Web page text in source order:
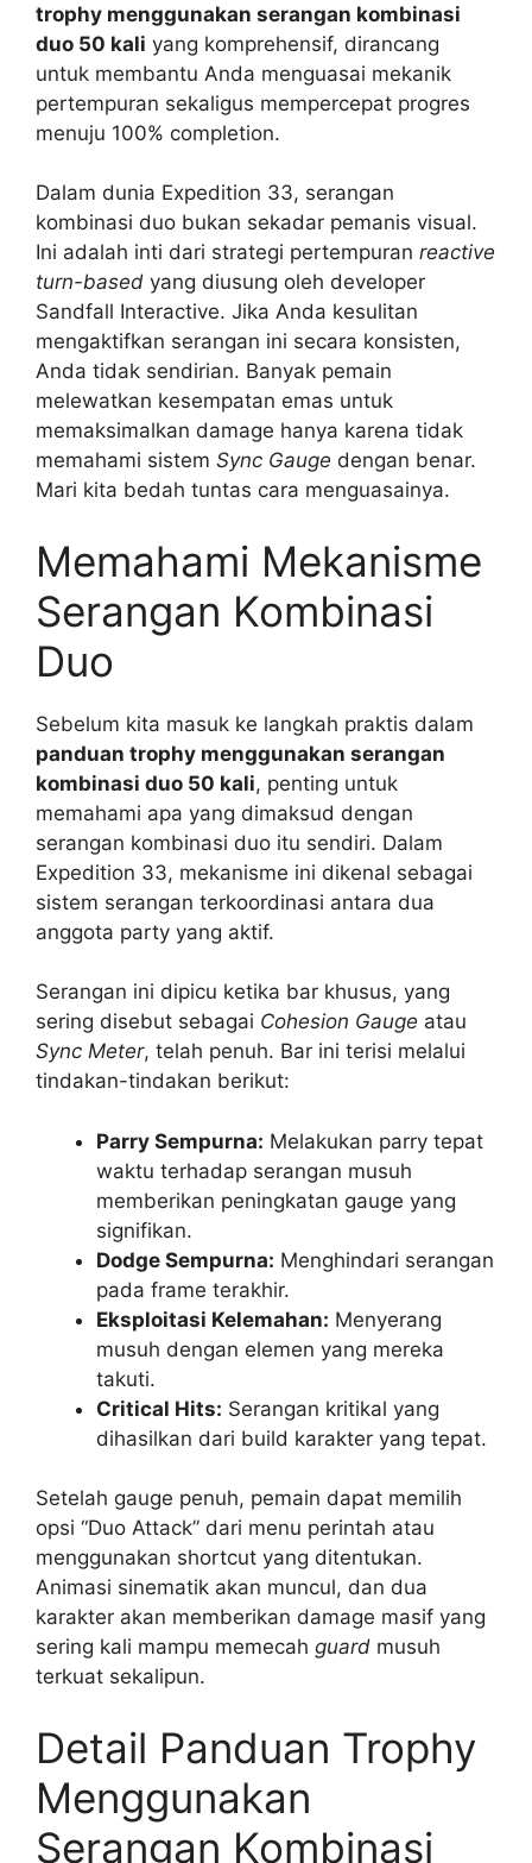
trophy menggunakan serangan kombinasi
duo 50 kali yang komprehensif, dirancang
untuk membantu Anda menguasai mekanik
pertempuran sekaligus mempercepat progres
menuju 100% completion.
Dalam dunia Expedition 33, serangan
kombinasi duo bukan sekadar pemanis visual.
Ini adalah inti dari strategi pertempuran reactive
turn-based yang diusung oleh developer
Sandfall Interactive. Jika Anda kesulitan
mengaktifkan serangan ini secara konsisten,
Anda tidak sendirian. Banyak pemain
melewatkan kesempatan emas untuk
memaksimalkan damage hanya karena tidak
memahami sistem Sync Gauge dengan benar.
Mari kita bedah tuntas cara menguasainya.
Memahami Mekanisme
Serangan Kombinasi
Duo
Sebelum kita masuk ke langkah praktis dalam
panduan trophy menggunakan serangan
kombinasi duo 50 kali, penting untuk
memahami apa yang dimaksud dengan
serangan kombinasi duo itu sendiri. Dalam
Expedition 33, mekanisme ini dikenal sebagai
sistem serangan terkoordinasi antara dua
anggota party yang aktif.
Serangan ini dipicu ketika bar khusus, yang
sering disebut sebagai Cohesion Gauge atau
Sync Meter, telah penuh. Bar ini terisi melalui
tindakan-tindakan berikut:
Parry Sempurna: Melakukan parry tepat
waktu terhadap serangan musuh
memberikan peningkatan gauge yang
signifikan.
Dodge Sempurna: Menghindari serangan
pada frame terakhir.
Eksploitasi Kelemahan: Menyerang
musuh dengan elemen yang mereka
takuti.
Critical Hits: Serangan kritikal yang
dihasilkan dari build karakter yang tepat.
Setelah gauge penuh, pemain dapat memilih
opsi “Duo Attack” dari menu perintah atau
menggunakan shortcut yang ditentukan.
Animasi sinematik akan muncul, dan dua
karakter akan memberikan damage masif yang
sering kali mampu memecah guard musuh
terkuat sekalipun.
Detail Panduan Trophy
Menggunakan
Serangan Kombinasi